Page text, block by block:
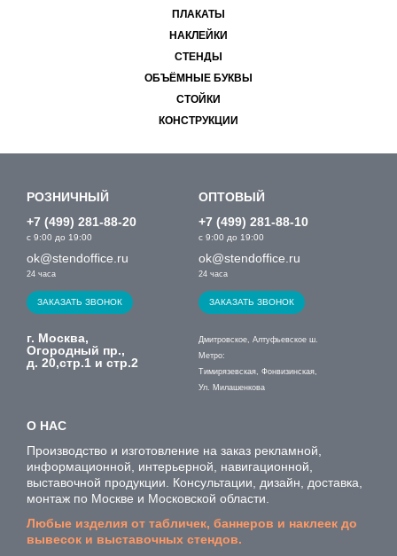
ПЛАКАТЫ
НАКЛЕЙКИ
СТЕНДЫ
ОБЪЁМНЫЕ БУКВЫ
СТОЙКИ
КОНСТРУКЦИИ
РОЗНИЧНЫЙ
+7 (499) 281-88-20
с 9:00 до 19:00
ok@stendoffice.ru
24 часа
ЗАКАЗАТЬ ЗВОНОК
ОПТОВЫЙ
+7 (499) 281-88-10
с 9:00 до 19:00
ok@stendoffice.ru
24 часа
ЗАКАЗАТЬ ЗВОНОК
г. Москва,
Огородный пр.,
д. 20,стр.1 и стр.2
Дмитровское, Алтуфьевское ш.
Метро:
Тимирязевская, Фонвизинская,
Ул. Милашенкова
О НАС
Производство и изготовление на заказ рекламной,
информационной, интерьерной, навигационной,
выставочной продукции. Консультации, дизайн, доставка,
монтаж по Москве и Московской области.
Любые изделия от табличек, баннеров и наклеек до
вывесок и выставочных стендов.